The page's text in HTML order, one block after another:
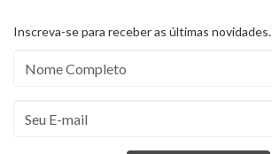
Inscreva-se para receber as últimas novidades.